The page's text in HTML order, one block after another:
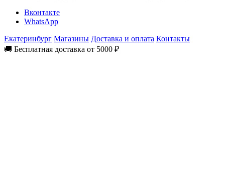
Вконтакте
WhatsApp
Екатеринбург Магазины Доставка и оплата Контакты
🚚 Бесплатная доставка от 5000 ₽